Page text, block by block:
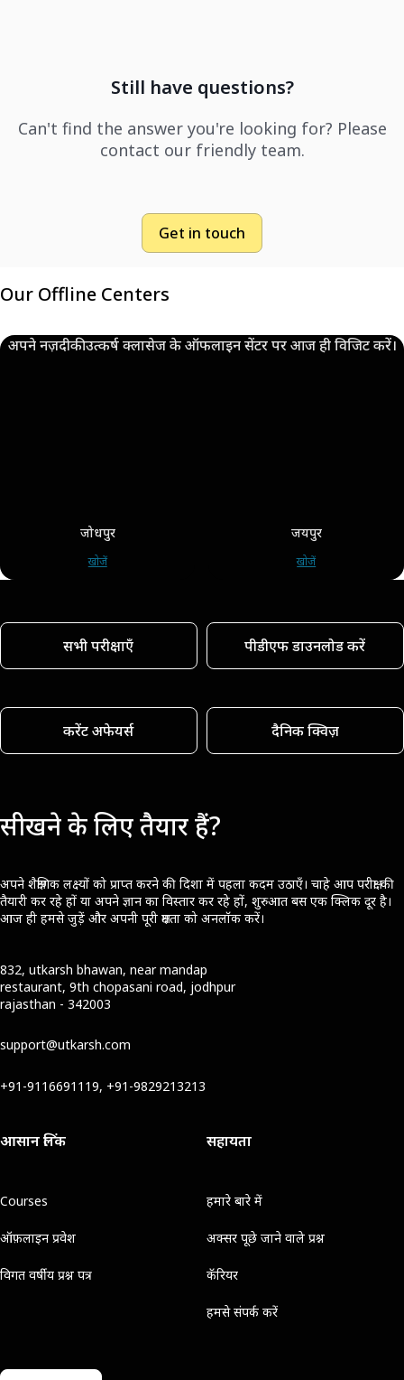
Still have questions?
Can't find the answer you're looking for? Please
contact our friendly team.
Get in touch
Our Offline Centers
अपने नज़दीकी उत्कर्ष क्लासेज के ऑफलाइन सेंटर पर आज ही विजिट करें।
जोधपुर
खोजें
जयपुर
खोजें
सभी परीक्षाएँ पीडीएफ डाउनलोड करें
करेंट अफेयर्स दैनिक क्विज़
सीखने के लिए तैयार हैं?
अपने शैक्षणिक लक्ष्यों को प्राप्त करने की दिशा में पहला कदम उठाएँ। चाहे आप परीक्षा की
तैयारी कर रहे हों या अपने ज्ञान का विस्तार कर रहे हों, शुरुआत बस एक क्लिक दूर है।
आज ही हमसे जुड़ें और अपनी पूरी क्षमता को अनलॉक करें।
832, utkarsh bhawan, near mandap
restaurant, 9th chopasani road, jodhpur
rajasthan - 342003
support@utkarsh.com
+91-9116691119, +91-9829213213
आसान लिंक
Courses
ऑफ़लाइन प्रवेश
विगत वर्षीय प्रश्न पत्र
सहायता
हमारे बारे में
अक्सर पूछे जाने वाले प्रश्न
कॅरियर
हमसे संपर्क करें